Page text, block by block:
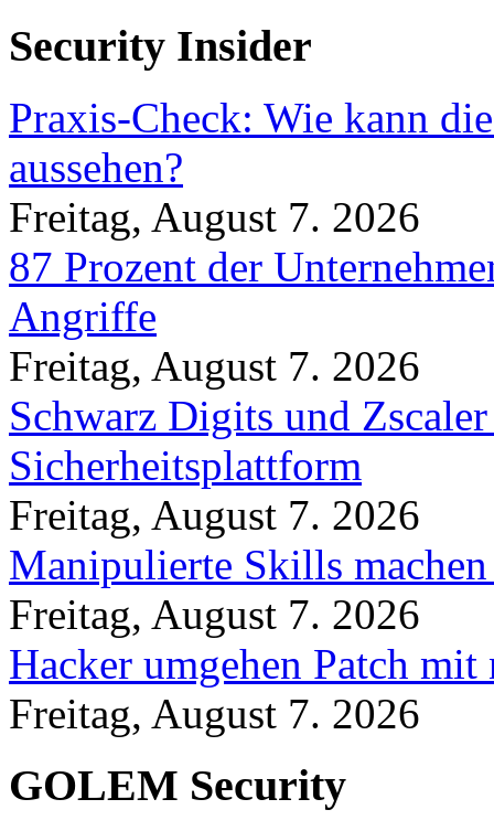
Security Insider
Praxis-Check: Wie kann
aussehen?
Freitag, August 7. 2026
87 Prozent der
Angriffe
Freitag, August 7. 2026
Schwarz Digits und
Sicherheitsplattform
Freitag, August 7. 2026
Manipulierte Skills
Freitag, August 7. 2026
Hacker umgehen Patch
Freitag, August 7. 2026
GOLEM Security